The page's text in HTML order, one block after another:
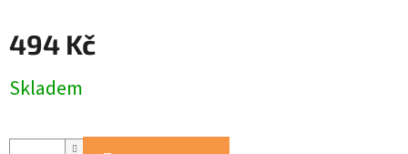
494 Kč
cena:
Skladem